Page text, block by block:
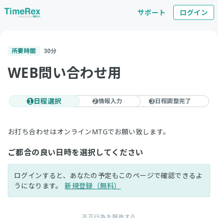
サポート ログイン
所要時間 30分
WEB問い合わせ用
1 日程選択 2情報入力 3 日程調整完了
お打ち合わせはオンラインMTGでお願い致します。
ご都合の良い日時を選択してください
ログインすると、あなたの予定もこのページで確認できるよ
うになります。新規登録（無料）